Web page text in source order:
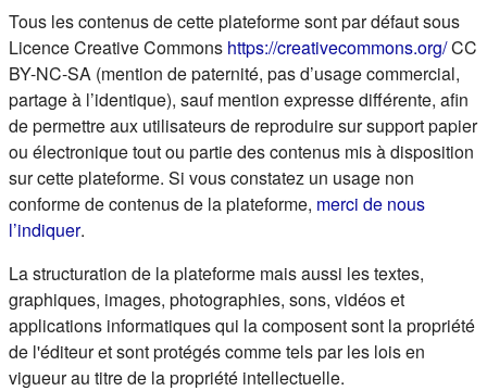
Tous les contenus de cette plateforme sont par défaut sous
Licence Creative Commons https://creativecommons.org/CC
BY-NC-SA (mention de paternité, pas d’usage commercial,
partage à l’identique), sauf mention expresse différente, afin
de permettre aux utilisateurs de reproduire sur support papier
ou électronique tout ou partie des contenus mis à disposition
sur cette plateforme. Si vous constatez un usage non
conforme de contenus de la plateforme, merci de nous
l’indiquer(s'ouvre dans un nouvel onglet)
.
La structuration de la plateforme mais aussi les textes,
graphiques, images, photographies, sons, vidéos et
applications informatiques qui la composent sont la propriété
de l'éditeur et sont protégés comme tels par les lois en
vigueur au titre de la propriété intellectuelle.